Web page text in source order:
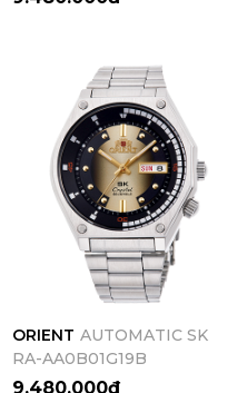
ORIENT AUTOMATIC SK
RA-AA0B01G19B
9.480.000đ